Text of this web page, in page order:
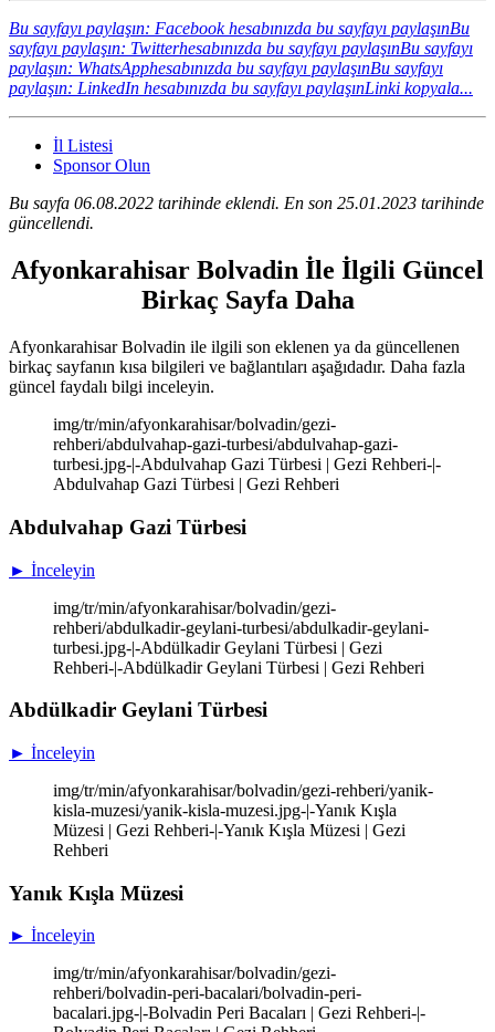
Bu sayfayı paylaşın: Facebook hesabınızda bu sayfayı paylaşınBu
sayfayı paylaşın: Twitterhesabınızda bu sayfayı paylaşınBu sayfayı
paylaşın: WhatsApphesabınızda bu sayfayı paylaşınBu sayfayı
paylaşın: LinkedIn hesabınızda bu sayfayı paylaşınLinki kopyala...
İl Listesi
Sponsor Olun
Bu sayfa 06.08.2022 tarihinde eklendi. En son 25.01.2023 tarihinde
güncellendi.
Afyonkarahisar Bolvadin İle İlgili Güncel
Birkaç Sayfa Daha
Afyonkarahisar Bolvadin ile ilgili son eklenen ya da güncellenen
birkaç sayfanın kısa bilgileri ve bağlantıları aşağıdadır. Daha fazla
güncel faydalı bilgi inceleyin.
img/tr/min/afyonkarahisar/bolvadin/gezi-
rehberi/abdulvahap-gazi-turbesi/abdulvahap-gazi-
turbesi.jpg-|-Abdulvahap Gazi Türbesi | Gezi Rehberi-|-
Abdulvahap Gazi Türbesi | Gezi Rehberi
Abdulvahap Gazi Türbesi
► İnceleyin
img/tr/min/afyonkarahisar/bolvadin/gezi-
rehberi/abdulkadir-geylani-turbesi/abdulkadir-geylani-
turbesi.jpg-|-Abdülkadir Geylani Türbesi | Gezi
Rehberi-|-Abdülkadir Geylani Türbesi | Gezi Rehberi
Abdülkadir Geylani Türbesi
► İnceleyin
img/tr/min/afyonkarahisar/bolvadin/gezi-rehberi/yanik-
kisla-muzesi/yanik-kisla-muzesi.jpg-|-Yanık Kışla
Müzesi | Gezi Rehberi-|-Yanık Kışla Müzesi | Gezi
Rehberi
Yanık Kışla Müzesi
► İnceleyin
img/tr/min/afyonkarahisar/bolvadin/gezi-
rehberi/bolvadin-peri-bacalari/bolvadin-peri-
bacalari.jpg-|-Bolvadin Peri Bacaları | Gezi Rehberi-|-